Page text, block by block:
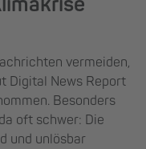
vermeiden,
Digital News Report
Besonders
oft schwer: Die
und unlösbar